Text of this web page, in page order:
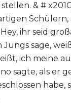
& #
Schülern,
ihr seid
Jungs sage,
ich meine
sagte, als er
habe,